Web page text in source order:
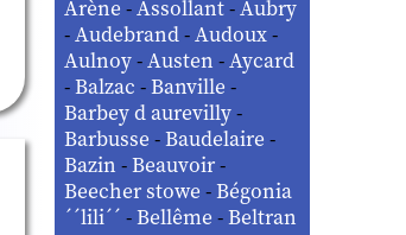
Arène-Assollant-Aubry
-Audebrand-Audoux-
Aulnoy-Austen-Aycard
-Balzac-Banville-
Barbey d aurevilly-
Barbusse-Baudelaire-
Bazin-Beauvoir-
Beecher stowe-Bégonia
´´lili´´-Bellême-Beltran